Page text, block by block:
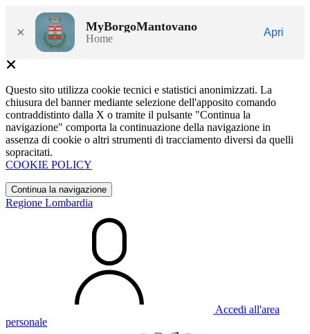
× MyBorgoMantovano
Home
Apri
Questo sito utilizza cookie tecnici e statistici anonimizzati. La
chiusura del banner mediante selezione dell'apposito comando
contraddistinto dalla X o tramite il pulsante "Continua la
navigazione" comporta la continuazione della navigazione in
assenza di cookie o altri strumenti di tracciamento diversi da quelli
sopracitati.
COOKIE POLICY
Continua la navigazione
Regione Lombardia
Accedi all'area
personale